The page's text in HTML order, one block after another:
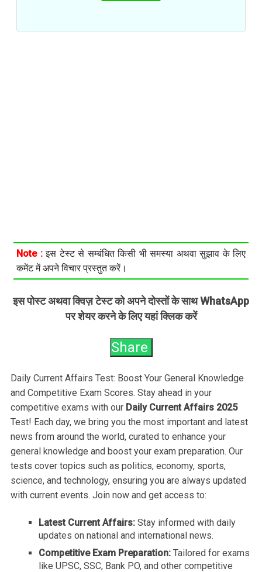
Note :इस टेस्ट से सम्बंधित किसी भी समस्या अथवा सुझाव के लिए
कमेंट में अपने विचार प्रस्तुत करें।
इस पोस्ट अथवा क्विज़ टेस्ट को अपने दोस्तों के साथ WhatsApp
पर शेयर करने के लिए यहां क्लिक करें
Share
Daily Current Affairs Test: Boost Your General Knowledge
and Competitive Exam Scores. Stay ahead in your
competitive exams with our Daily Current Affairs 2025
Test! Each day, we bring you the most important and latest
news from around the world, curated to enhance your
general knowledge and boost your exam preparation. Our
tests cover topics such as politics, economy, sports,
science, and technology, ensuring you are always updated
with current events. Join now and get access to:
Latest Current Affairs: Stay informed with daily
updates on national and international news.
Competitive Exam Preparation: Tailored for exams
like UPSC, SSC, Bank PO, and other competitive